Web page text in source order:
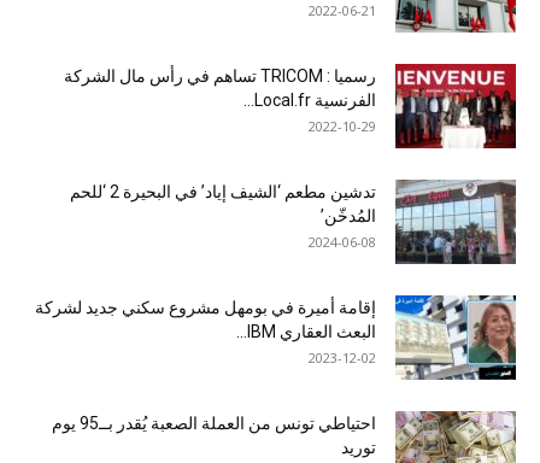
2022-06-21
رسميا : TRICOM تساهم في رأس مال الشركة
الفرنسية Local.fr...
2022-10-29
تدشين مطعم ‘الشيف إياد’ في البحيرة 2 ‘للحم
المُدخّن’
2024-06-08
إقامة أميرة في بومهل مشروع سكني جديد لشركة
البعث العقاري IBM...
2023-12-02
احتياطي تونس من العملة الصعبة يُقدر بــ95 يوم
توريد